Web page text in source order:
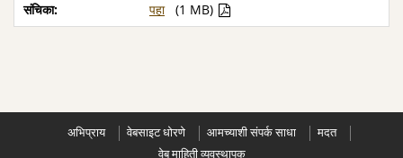
पहा
(1 MB)
अभिप्राय वेबसाइट धोरणे आमच्याशी संपर्क साधा
मदत
वेब माहिती व्यवस्थापक